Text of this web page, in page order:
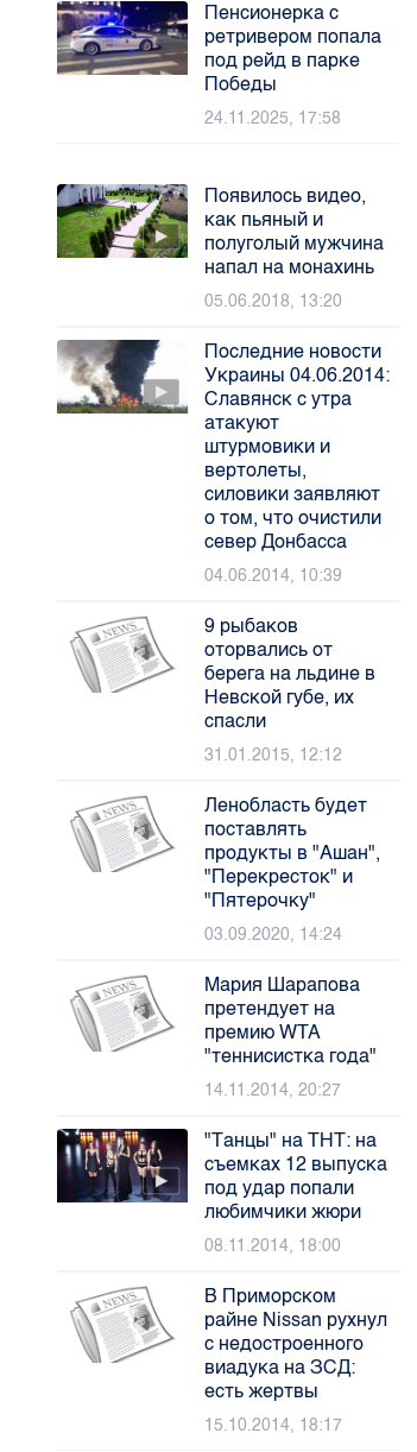
Пенсионерка с
ретривером попала
под рейд в парке
Победы
24.11.2025, 17:58
Появилось видео,
как пьяный и
полуголый мужчина
напал на монахинь
05.06.2018, 13:20
Последние новости
Украины 04.06.2014:
Славянск с утра
атакуют
штурмовики и
вертолеты,
силовики заявляют
о том, что очистили
север Донбасса
04.06.2014, 10:39
9 рыбаков
оторвались от
берега на льдине в
Невской губе, их
спасли
31.01.2015, 12:12
Ленобласть будет
поставлять
продукты в "Ашан",
"Перекресток" и
"Пятерочку"
03.09.2020, 14:24
Мария Шарапова
претендует на
премию WTA
"теннисистка года"
14.11.2014, 20:27
"Танцы" на ТНТ: на
съемках 12 выпуска
под удар попали
любимчики жюри
08.11.2014, 18:00
В Приморском
райне Nissan рухнул
с недостроенного
виадука на ЗСД:
есть жертвы
15.10.2014, 18:17